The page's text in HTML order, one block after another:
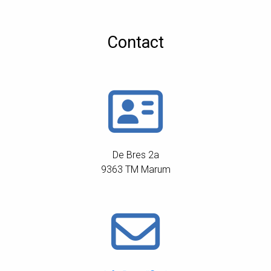
Contact
De Bres 2a
9363 TM Marum